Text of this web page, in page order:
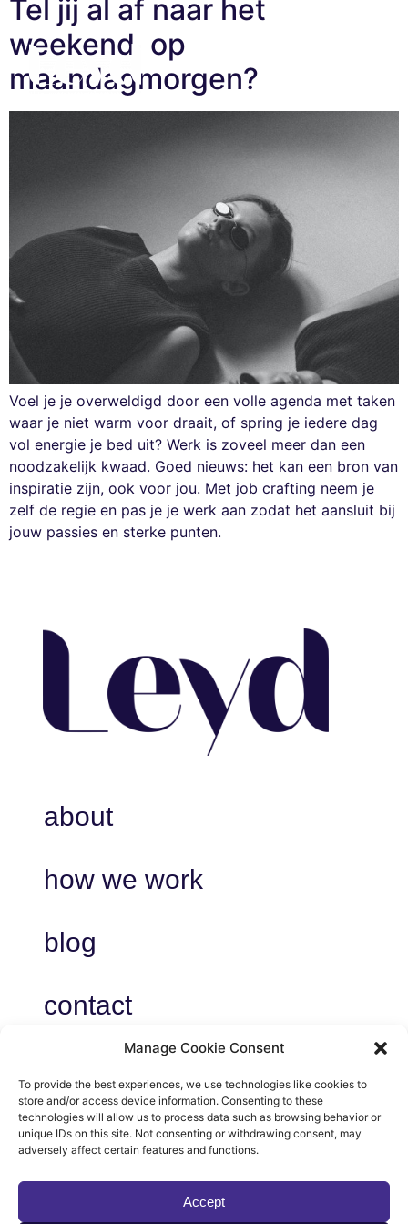
Manage Cookie Consent
To provide the best experiences, we use technologies like cookies to
store and/or access device information. Consenting to these
technologies will allow us to process data such as browsing behavior or
unique IDs on this site. Not consenting or withdrawing consent, may
adversely affect certain features and functions.
Accept
Tel jij al af naar het
weekend, op
maandagmorgen?
Voel je je overweldigd door een volle agenda met taken
waar je niet warm voor draait, of spring je iedere dag
vol energie je bed uit? Werk is zoveel meer dan een
noodzakelijk kwaad. Goed nieuws: het kan een bron van
inspiratie zijn, ook voor jou. Met job crafting neem je
zelf de regie en pas je je werk aan zodat het aansluit bij
jouw passies en sterke punten.
about
how we work
blog
contact
privacy
voorwaarden